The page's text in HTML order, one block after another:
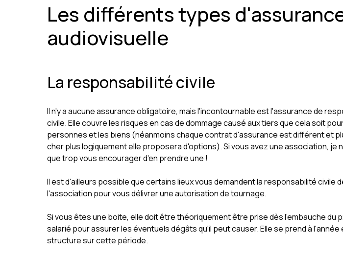
Les différents types
audiovisuelle
La responsabilité civile
Il n'y a aucune assurance obligatoire, mais l'incontournable est l'assurance de
civile. Elle couvre les risques en cas de dommage causé aux tiers que cela soit
personnes et les biens (néanmoins chaque contrat d'assurance est différent et
cher plus logiquement elle proposera d'options). Si vous avez une association, je
que trop vous encourager d'en prendre une !
Il est d'ailleurs possible que certains lieux vous demandent la responsabilité civile
l'association pour vous délivrer une autorisation de tournage.
Si vous êtes une boite, elle doit être théoriquement être prise dès l'embauche du
salarié pour assurer les éventuels dégâts qu'il peut causer. Elle se prend à l'année
structure sur cette période.